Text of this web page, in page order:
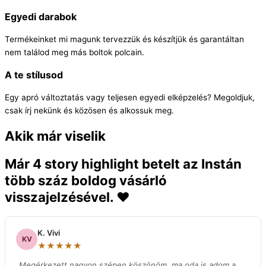
Egyedi darabok
Termékeinket mi magunk tervezzük és készítjük és garantáltan
nem találod meg más boltok polcain.
A te stílusod
Egy apró változtatás vagy teljesen egyedi elképzelés? Megoldjuk,
csak írj nekünk és közösen és alkossuk meg.
Akik már viselik
Már 4 story highlight betelt az Instán
több száz boldog vásárló
visszajelzésével. ❤️
KV
K. Vivi
★★★★★